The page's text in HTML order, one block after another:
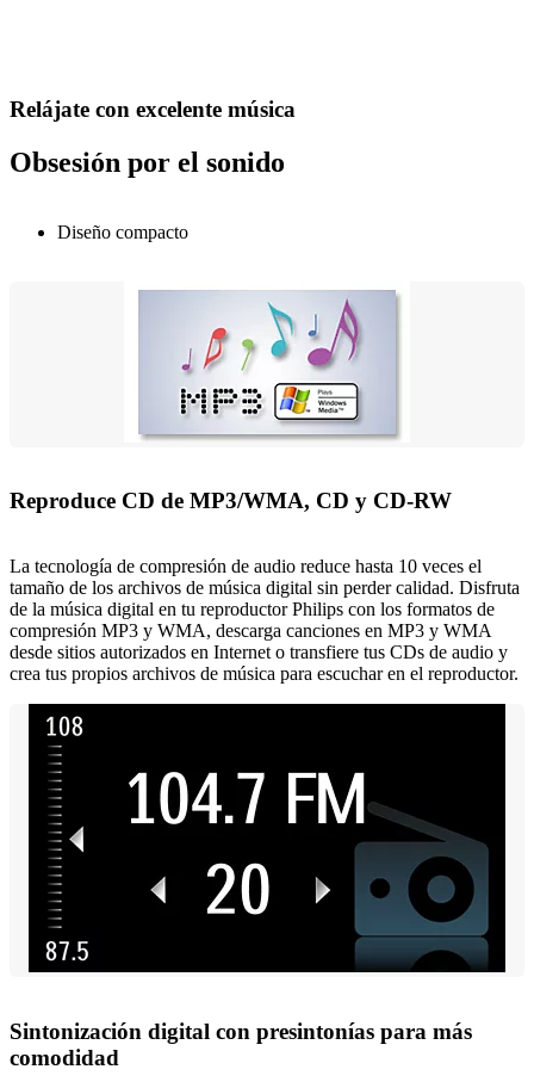
Relájate con excelente música
Obsesión por el sonido
Diseño compacto
Reproduce CD de MP3/WMA, CD y CD-RW
La tecnología de compresión de audio reduce hasta 10 veces el
tamaño de los archivos de música digital sin perder calidad. Disfruta
de la música digital en tu reproductor Philips con los formatos de
compresión MP3 y WMA, descarga canciones en MP3 y WMA
desde sitios autorizados en Internet o transfiere tus CDs de audio y
crea tus propios archivos de música para escuchar en el reproductor.
Sintonización digital con presintonías para más
comodidad